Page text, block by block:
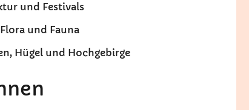
und Festivals
und Fauna
Hügel und Hochgebirge